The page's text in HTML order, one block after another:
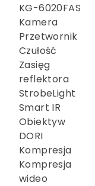
KG-6020FAS
Kamera
Przetwornik
Czułość
Zasięg
reflektora
StrobeLight
Smart IR
Obiektyw
DORI
Kompresja
Kompresja
wideo